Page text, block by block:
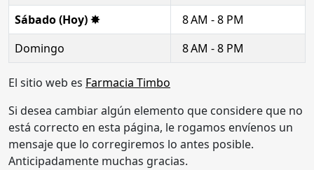
Sábado (Hoy) ✸
8 AM - 8 PM
Domingo
8 AM - 8 PM
El sitio web es Farmacia Timbo
Si desea cambiar algún elemento que considere que no
está correcto en esta página, le rogamos envíenos un
mensaje que lo corregiremos lo antes posible.
Anticipadamente muchas gracias.